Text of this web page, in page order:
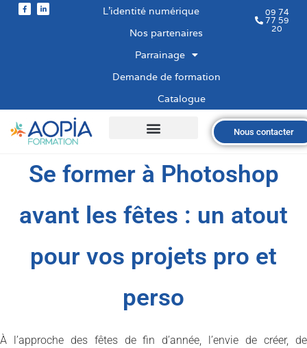
L’identité numérique
Nos partenaires
Parrainage
Demande de formation
Catalogue
09 74
77 59
20
Nous contacter
Se former à Photoshop
avant les fêtes : un atout
pour vos projets pro et
perso
À l’approche des fêtes de fin d’année, l’envie de créer, de